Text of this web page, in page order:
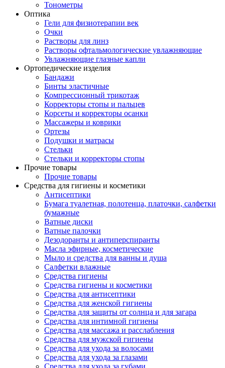
Тонометры
Оптика
Гели для физиотерапии век
Очки
Растворы для линз
Растворы офтальмологические увлажняющие
Увлажняющие глазные капли
Ортопедические изделия
Бандажи
Бинты эластичные
Компрессионный трикотаж
Корректоры стопы и пальцев
Корсеты и корректоры осанки
Массажеры и коврики
Ортезы
Подушки и матрасы
Стельки
Стельки и корректоры стопы
Прочие товары
Прочие товары
Средства для гигиены и косметики
Антисептики
Бумага туалетная, полотенца, платочки, салфетки
бумажные
Ватные диски
Ватные палочки
Дезодоранты и антиперспиранты
Масла эфирные, косметические
Мыло и средства для ванны и душа
Салфетки влажные
Средства гигиены
Средства гигиены и косметики
Средства для антисептики
Средства для женской гигиены
Средства для защиты от солнца и для загара
Средства для интимной гигиены
Средства для массажа и расслабления
Средства для мужской гигиены
Средства для ухода за волосами
Средства для ухода за глазами
Средства для ухода за губами